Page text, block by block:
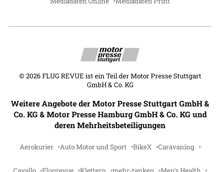
© 2026 FLUG REVUE ist ein Teil der Motor Presse Stuttgart
GmbH & Co. KG
Weitere Angebote der Motor Presse Stuttgart GmbH &
Co. KG & Motor Presse Hamburg GmbH & Co. KG und
deren Mehrheitsbeteiligungen
Aerokurier Auto Motor und Sport BikeX Caravaning